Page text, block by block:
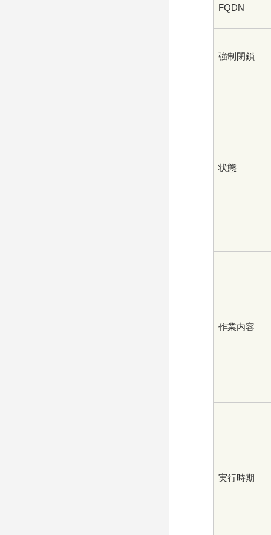
FQDN
強制閉鎖
状態
作業内容
実行時期